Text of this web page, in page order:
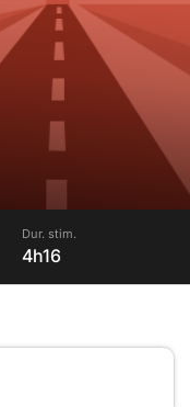
Dur. stim.
4h16